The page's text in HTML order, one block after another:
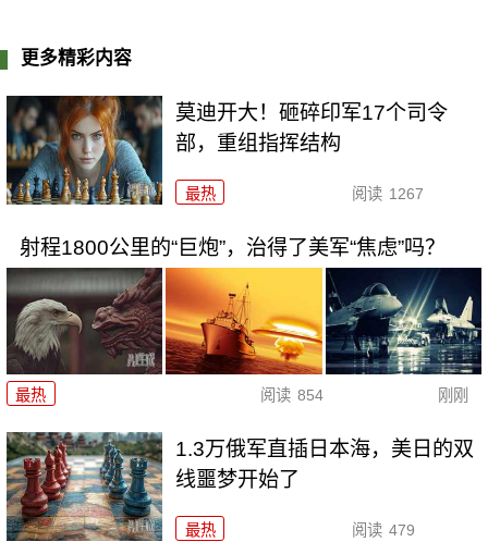
更多精彩内容
莫迪开大！砸碎印军17个司令
部，重组指挥结构
最热 阅读 1267
射程1800公里的“巨炮”，治得了美军“焦虑”吗？
最热 阅读 854 刚刚
1.3万俄军直插日本海，美日的双
线噩梦开始了
最热 阅读 479